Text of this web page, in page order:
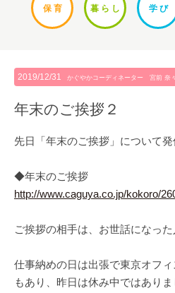
保 育 暮ら し 学 び
2019/12/31 かぐやかコーディネーター 宮前 奈
年末のご挨拶２
先日「年末のご挨拶」について発
◆年末のご挨拶
http://www.caguya.co.jp/kokoro/
ご挨拶の相手は、お世話になった
仕事納めの日は出張で東京オフ
もあり、昨日は休み中ではあり